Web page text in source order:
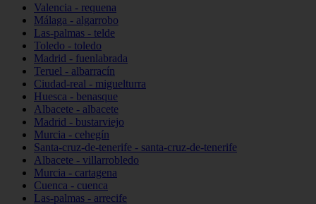
Valencia - requena
Málaga - algarrobo
Las-palmas - telde
Toledo - toledo
Madrid - fuenlabrada
Teruel - albarracín
Ciudad-real - miguelturra
Huesca - benasque
Albacete - albacete
Madrid - bustarviejo
Murcia - cehegín
Santa-cruz-de-tenerife - santa-cruz-de-tenerife
Albacete - villarrobledo
Murcia - cartagena
Cuenca - cuenca
Las-palmas - arrecife